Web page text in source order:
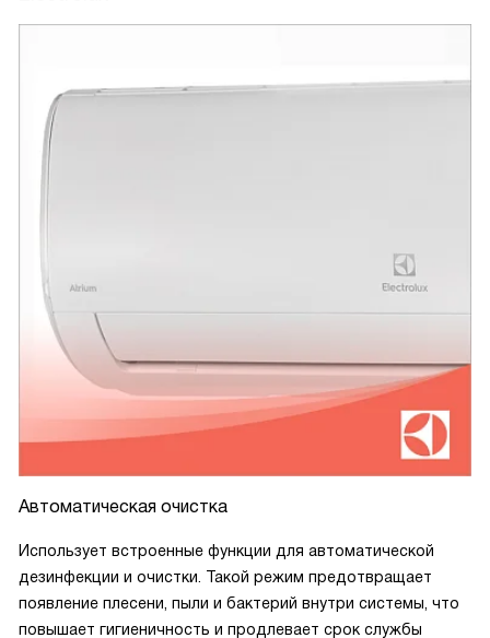
Автоматическая очистка
Использует встроенные функции для автоматической
дезинфекции и очистки. Такой режим предотвращает
появление плесени, пыли и бактерий внутри системы, что
повышает гигиеничность и продлевает срок службы